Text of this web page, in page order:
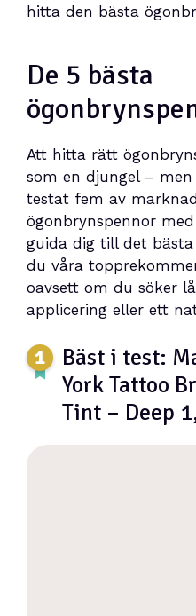
hitta den bästa
De 5 bästa
Att hitta rätt
som en djungel –
testat fem av
ögonbrynspennor
guida dig till det
du våra
oavsett om du söker
applicering eller ett
Bäst i test:
York Tattoo
Tint – Deep